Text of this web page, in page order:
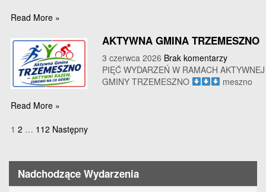
Read More »
AKTYWNA GMINA TRZEMESZNO
3 czerwca 2026 Brak komentarzy
PIĘĆ WYDARZEŃ W RAMACH AKTYWNEJ
GMINY TRZEMESZNO
meszno
Read More »
Nawigacja
wpisach
1 2 … 112 Następny
Nadchodzące Wydarzenia